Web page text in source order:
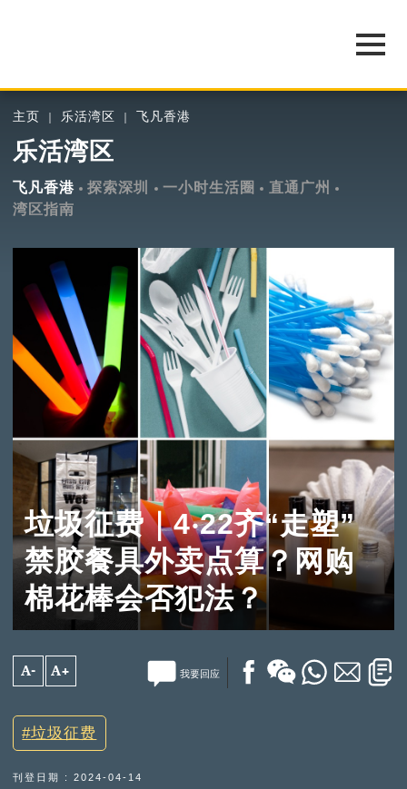
主页 乐活湾区 飞凡香港
乐活湾区
飞凡香港 探索深圳 一小时生活圈
直通广州
湾区指南
垃圾征费｜4‧22齐“走塑”
禁胶餐具外卖点算？网购
棉花棒会否犯法？
A- A+ 我要回应
垃圾征费
刊登日期 : 2024-04-14